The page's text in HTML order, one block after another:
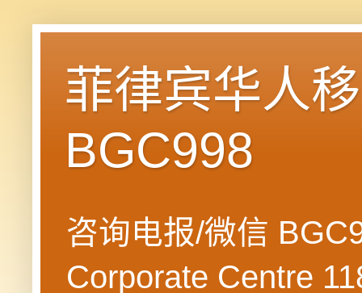
菲律宾华人
BGC998
咨询电报/微信
Corporate Centre